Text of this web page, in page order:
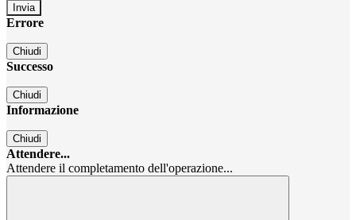
Errore
Chiudi
Successo
Chiudi
Informazione
Chiudi
Attendere...
Attendere il completamento dell'operazione...